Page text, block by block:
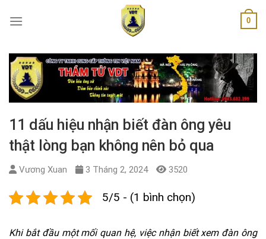
0
11 dấu hiệu nhận biết đàn ông yêu
thật lòng bạn không nên bỏ qua
Vương Xuan 3 Tháng 2, 2024 3520
5/5 - (1 bình chọn)
Khi bắt đầu một mối quan hệ, việc nhận biết xem đàn ông